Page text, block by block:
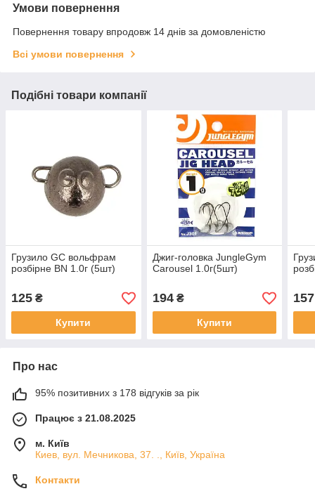
Умови повернення
Повернення товару впродовж 14 днів за домовленістю
Всі умови повернення
Подібні товари компанії
Грузило GC вольфрам
розбірне BN 1.0г (5шт)
125 ₴
Купити
Джиг-головка JungleGym
Carousel 1.0г(5шт)
194₴
Купити
157
Про нас
95% позитивних з 178 відгуків за рік
Працює з 21.08.2025
м. Київ
Киев, вул. Мечникова, 37. ., Київ, Україна
Контакти